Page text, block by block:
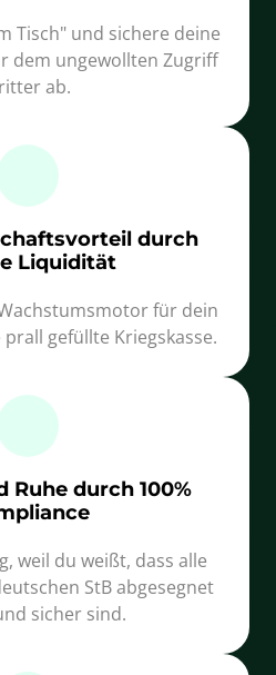
Tisch" und sichere deine
dem ungewollten Zugriff
ab.
durch
Liquidität
für dein
gefüllte Kriegskasse.
Ruhe durch 100%
weil du weißt, dass alle
StB abgesegnet
sicher sind.